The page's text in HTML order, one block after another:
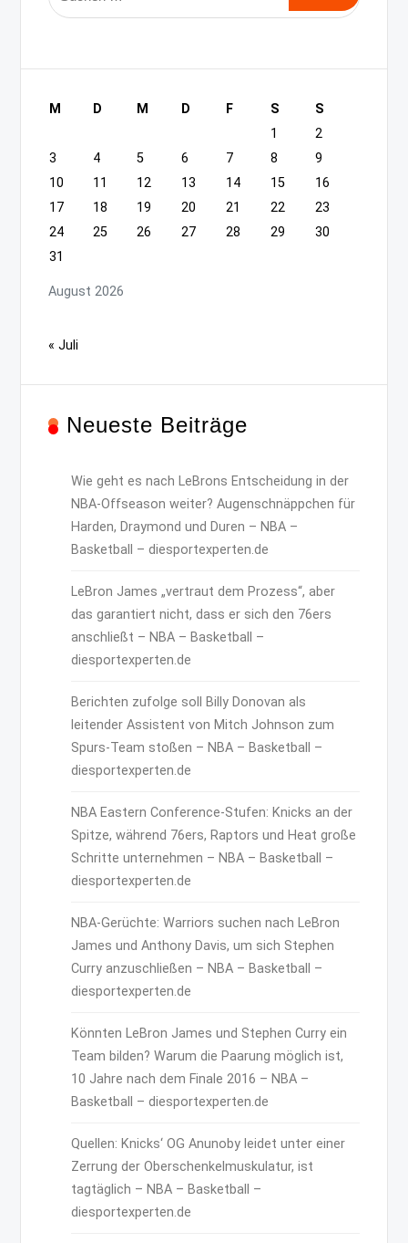
nach:
August 2026
M D M D F S
S
1
2
3
4 5 6 7 8
9
10
11 12 13 14 15
16
17
18 19 20 21 22
23
24
25 26 27 28 29
30
31
« Juli
Neueste Beiträge
Wie geht es nach LeBrons Entscheidung in der
NBA-Offseason weiter? Augenschnäppchen für
Harden, Draymond und Duren – NBA –
Basketball – diesportexperten.de
LeBron James „vertraut dem Prozess“, aber
das garantiert nicht, dass er sich den 76ers
anschließt – NBA – Basketball –
diesportexperten.de
Berichten zufolge soll Billy Donovan als
leitender Assistent von Mitch Johnson zum
Spurs-Team stoßen – NBA – Basketball –
diesportexperten.de
NBA Eastern Conference-Stufen: Knicks an der
Spitze, während 76ers, Raptors und Heat große
Schritte unternehmen – NBA – Basketball –
diesportexperten.de
NBA-Gerüchte: Warriors suchen nach LeBron
James und Anthony Davis, um sich Stephen
Curry anzuschließen – NBA – Basketball –
diesportexperten.de
Könnten LeBron James und Stephen Curry ein
Team bilden? Warum die Paarung möglich ist,
10 Jahre nach dem Finale 2016 – NBA –
Basketball – diesportexperten.de
Quellen: Knicks‘ OG Anunoby leidet unter einer
Zerrung der Oberschenkelmuskulatur, ist
tagtäglich – NBA – Basketball –
diesportexperten.de